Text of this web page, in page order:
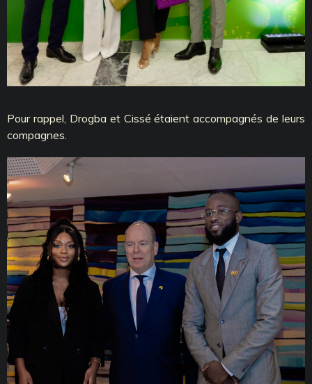
Pour rappel, Drogba et Cissé étaient accompagnés de leurs
compagnes.